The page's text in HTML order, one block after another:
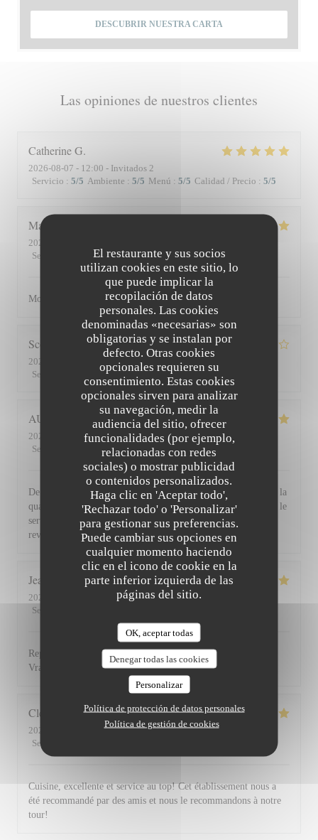
El restaurante y sus socios
utilizan cookies en este sitio, lo
que puede implicar la
recopilación de datos
personales. Las cookies
denominadas «necesarias» son
obligatorias y se instalan por
defecto. Otras cookies
opcionales requieren su
consentimiento. Estas cookies
opcionales sirven para analizar
su navegación, medir la
audiencia del sitio, ofrecer
funcionalidades (por ejemplo,
relacionadas con redes
sociales) o mostrar publicidad
o contenidos personalizados.
Haga clic en 'Aceptar todo',
'Rechazar todo' o 'Personalizar'
para gestionar sus preferencias.
Puede cambiar sus opciones en
cualquier momento haciendo
clic en el icono de cookie en la
parte inferior izquierda de las
páginas del sitio.
OK, aceptar todas
Denegar todas las cookies
Personalizar
Política de protección de datos personales
Política de gestión de cookies
Las opiniones de nuestros clientes
CatherineG
2026-08-07 - 12:00 - Invitados 2
Servicio : 5/5 Ambiente : 5/5 Menú : 5/5 Calidad / Precio : 5/5
Matthieu
2026-08-01
Servicio
Ambiente: 5/5 Menú: 5/5 Calidad / Precio
Moment superbe, du service à l’assiette !
Scott
2026-07-30
- 19:45 - Invitados 3
Servicio
Ambiente: 3/5 Menú: 4/5 Calidad / Precio
AUDE
2026-07-30
- 19:30 - Invitados 2
Servicio
Ambiente: 5/5 Menú: 5/5 Calidad / Precio
De l'accueil souriant et chaleureux comme à la maison jusqu'à la
qualité et la présentation de l'assiette (poissons) en passant par le
service du vin, nous avons apprécié ce dîner et souhaitons
revenir. Bravo & merci +++
Jean Louis D
2026-07-30
- 13:00 - Invitados 2
Servicio
Repas excellent de l’entrée au dessert. Service impeccable.
Vraiment top. Je recommande.
Clemence
2026-07-29
- 20:00 - Invitados 2
Servicio
Cuisine, excellente et service au top! Cet établissement nous a
été recommandé par des amis et nous le recommandons à notre
tour!
DESCUBRIR NUESTRA CARTA